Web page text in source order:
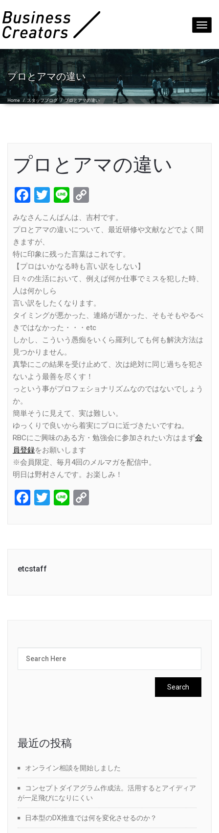
プロとアマの違い
Home / スタッフブログ /プロとアマの違い
プロとアマの違い
Facebook
Twitter
Line
Link
みなさんこんばんは、吉村です。
プロとアマの違いについて、最近研修や文献などでよく聞
きますが、
特に印象に残った言葉はこれです。
【プロはいかなる時も言い訳をしない】
日々の生活において、例えば何か仕事でミスを犯した時、
人は何かしら
言い訳をしたくなります。
タイミングが悪かった、連絡が遅かった、そもそもやるべ
きではなかった・・・etc
しかし、こういう愚痴をいくら羅列しても何も解決方法は
見つかりません。
真摯にこの結果を受け止めて、次は絶対に同じ過ちを犯さ
ないよう最善を尽くす！
っという事がプロフェショナリズムなのではないでしょう
か。
簡単そうに見えて、実は難しい。
ゆっくりで良いから着実にプロに近づきたいですね。
RBCにご興味のある方・勉強会に参加されたい方はまず会
員登録をお願いします
※会員限定、毎月4回のメルマガを配信中。
明日は野村さんです。お楽しみ！
Facebook
Twitter
Line
etcstaff
最近の投稿
オンライン相談を開始しました
コンセプトダイアグラム作成法。活用するとアイディア
が一足飛びになりにくい
日本型のDX推進では何を変化させるのか？